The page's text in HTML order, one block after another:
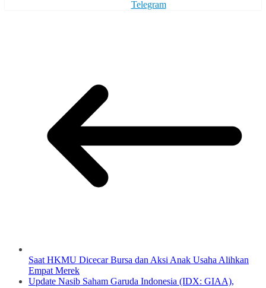
Telegram
Saat HKMU Dicecar Bursa dan Aksi Anak Usaha Alihkan
Empat Merek
Update Nasib Saham Garuda Indonesia (IDX: GIAA),